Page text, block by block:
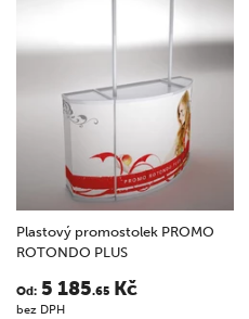
Plastový promostolek PROMO
ROTONDO PLUS
Od: 5 185.65 Kč
bez DPH